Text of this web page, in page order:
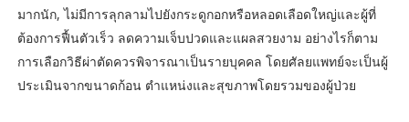
มากนัก, ไม่มีการลุกลามไปยังกระดูกอกหรือหลอดเลือดใหญ่และผู้ที่
ต้องการฟื้นตัวเร็ว ลดความเจ็บปวดและแผลสวยงาม อย่างไรก็ตาม
การเลือกวิธีผ่าตัดควรพิจารณาเป็นรายบุคคล โดยศัลยแพทย์จะเป็นผู้
ประเมินจากขนาดก้อน ตำแหน่งและสุขภาพโดยรวมของผู้ป่วย